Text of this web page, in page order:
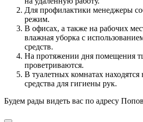
Для профилактики менеджеры
режим.
В офисах, а также на рабочих
влажная уборка с
средств.
На протяжении дня помещения
проветриваются.
В туалетных комнатах
средства для гигиены рук.
Будем рады видеть вас по адресу